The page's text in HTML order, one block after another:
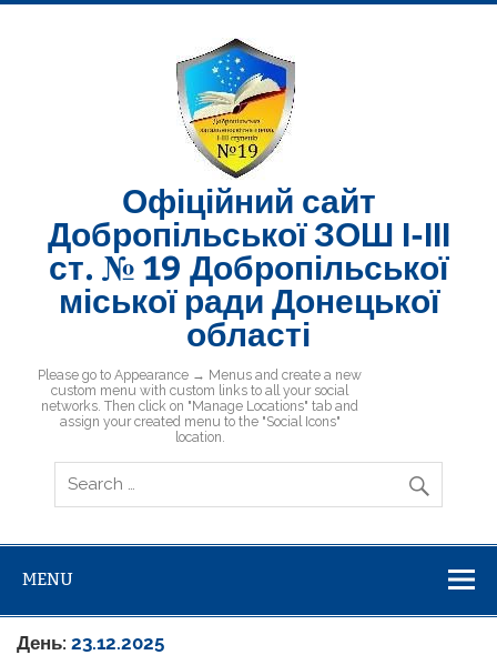
Skip
Офіційний сайт
Добропільської ЗОШ І-ІІІ
ст. № 19 Добропільської
міської ради Донецької
області
Добропільська ЗОШ № 19
Please go to Appearance → Menus and create a new
custom menu with custom links to all your social
networks. Then click on "Manage Locations" tab and
assign your created menu to the "Social Icons"
location.
MENU
День:23.12.2025